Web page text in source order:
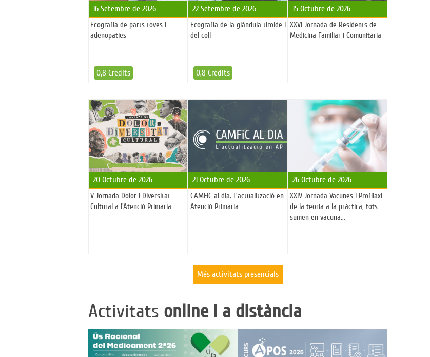
16 Setembre de 2026
Ecografia de parts toves i
adenopaties
0,8 Crèdits
22 Setembre de 2026
Ecografia de la glàndula tiroide i
del coll
0,8 Crèdits
15 Octubre de 2026
XXVI Jornada de Residents de
Medicina Familiar i Comunitària
20 Octubre de 2026
V Jornada Dolor i Diversitat
Cultural a l'Atenció Primària
21 Octubre de 2026
CAMFiC al dia. L'actualització en
Atenció Primària
26 Octubre de 2026
XXIV Jornada Vacunes i Profilaxi
de la teoria a la pràctica, tots
sumen en vacuna...
Més activitats presencials
Activitats online i a distància